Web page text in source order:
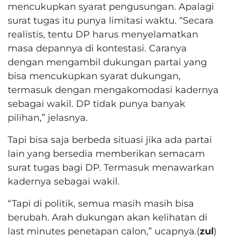
mencukupkan syarat pengusungan. Apalagi
surat tugas itu punya limitasi waktu. “Secara
realistis, tentu DP harus menyelamatkan
masa depannya di kontestasi. Caranya
dengan mengambil dukungan partai yang
bisa mencukupkan syarat dukungan,
termasuk dengan mengakomodasi kadernya
sebagai wakil. DP tidak punya banyak
pilihan,” jelasnya.
Tapi bisa saja berbeda situasi jika ada partai
lain yang bersedia memberikan semacam
surat tugas bagi DP. Termasuk menawarkan
kadernya sebagai wakil.
“Tapi di politik, semua masih masih bisa
berubah. Arah dukungan akan kelihatan di
last minutes penetapan calon,” ucapnya.(zul)